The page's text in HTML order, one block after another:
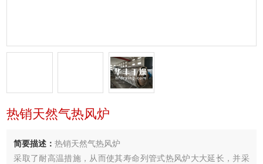
热销天然气热风炉
简要描述：热销天然气热风炉
采取了耐高温措施，从而使其寿命列管式热风炉大大延长，并采